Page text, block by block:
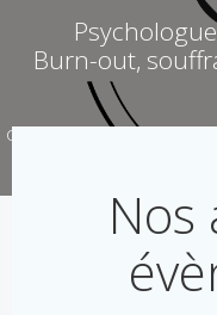
Burn-out,
Consultations visio ou
Nos